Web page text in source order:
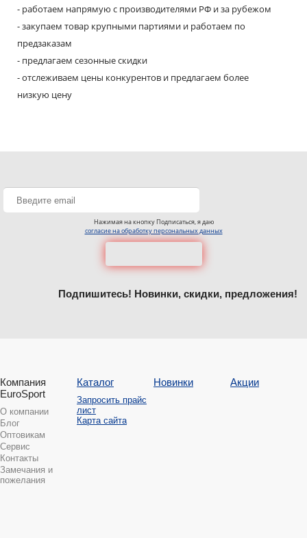
- работаем напрямую с производителями РФ и за рубежом
- закупаем товар крупными партиями и работаем по
предзаказам
- предлагаем сезонные скидки
- отслеживаем цены конкурентов и предлагаем более
низкую цену
Нажимая на кнопку Подписаться, я даю
согласие на обработку персональных данных
Подпишитесь! Новинки, скидки, предложения!
Компания
EuroSport
О компании
Блог
Оптовикам
Сервис
Контакты
Замечания и
пожелания
Каталог
Запросить прайс
лист
Карта сайта
Новинки Акции